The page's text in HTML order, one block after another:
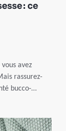
: ce
rassurez-
bucco-